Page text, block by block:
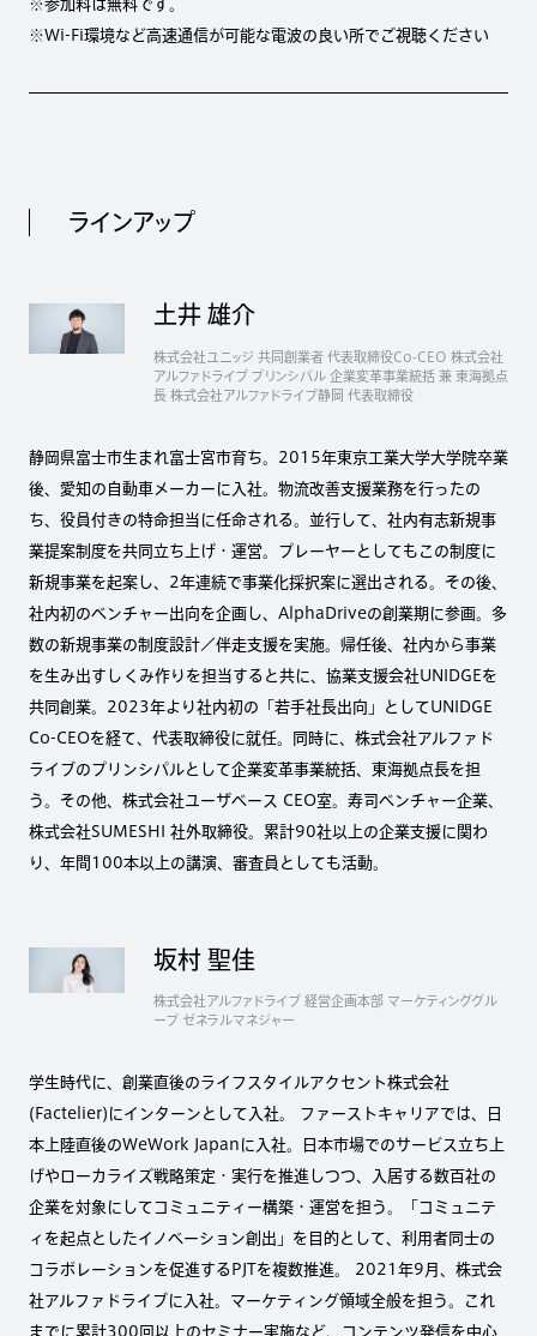
※参加料は無料です。
※Wi-Fi環境など高速通信が可能な電波の良い所でご視聴ください
ラインアップ
土井 雄介
株式会社ユニッジ 共同創業者 代表取締役Co-CEO 株式会社
アルファドライブ プリンシパル 企業変革事業統括 兼 東海拠点
長 株式会社アルファドライブ静岡 代表取締役
静岡県富士市生まれ富士宮市育ち。2015年東京工業大学大学院卒業
後、愛知の自動車メーカーに入社。物流改善支援業務を行ったの
ち、役員付きの特命担当に任命される。並行して、社内有志新規事
業提案制度を共同立ち上げ・運営。プレーヤーとしてもこの制度に
新規事業を起案し、2年連続で事業化採択案に選出される。その後、
社内初のベンチャー出向を企画し、AlphaDriveの創業期に参画。多
数の新規事業の制度設計／伴走支援を実施。帰任後、社内から事業
を生み出すしくみ作りを担当すると共に、協業支援会社UNIDGEを
共同創業。2023年より社内初の「若手社長出向」としてUNIDGE
Co-CEOを経て、代表取締役に就任。同時に、株式会社アルファド
ライブのプリンシパルとして企業変革事業統括、東海拠点長を担
う。その他、株式会社ユーザベース CEO室。寿司ベンチャー企業、
株式会社SUMESHI 社外取締役。累計90社以上の企業支援に関わ
り、年間100本以上の講演、審査員としても活動。
坂村 聖佳
株式会社アルファドライブ 経営企画本部 マーケティンググル
ープ ゼネラルマネジャー
学生時代に、創業直後のライフスタイルアクセント株式会社
(Factelier)にインターンとして入社。 ファーストキャリアでは、日
本上陸直後のWeWork Japanに入社。日本市場でのサービス立ち上
げやローカライズ戦略策定・実行を推進しつつ、入居する数百社の
企業を対象にしてコミュニティー構築・運営を担う。「コミュニテ
ィを起点としたイノベーション創出」を目的として、利用者同士の
コラボレーションを促進するPJTを複数推進。 2021年9月、株式会
社アルファドライブに入社。マーケティング領域全般を担う。これ
までに累計300回以上のセミナー実施など、コンテンツ発信を中心